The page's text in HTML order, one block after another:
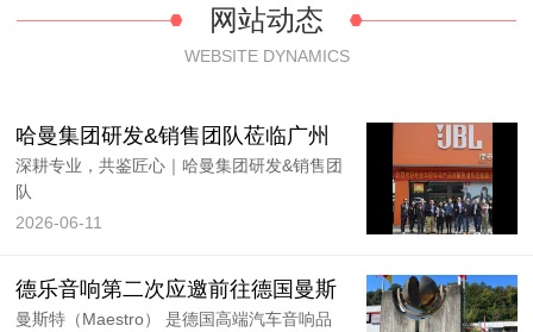
网站动态
WEBSITE DYNAMICS
哈曼集团研发&销售团队莅临广州
深耕专业，共鉴匠心｜哈曼集团研发&销售团
队
2026-06-11
德乐音响第二次应邀前往德国曼斯
曼斯特（Maestro） 是德国高端汽车音响品